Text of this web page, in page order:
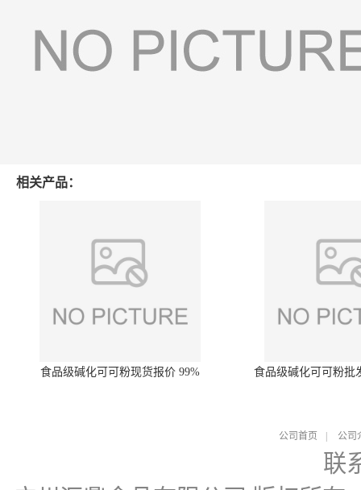
相关产品：
食品级碱化可可粉现货报价 99% 食品级碱化可可粉批
公司首页 公司
联